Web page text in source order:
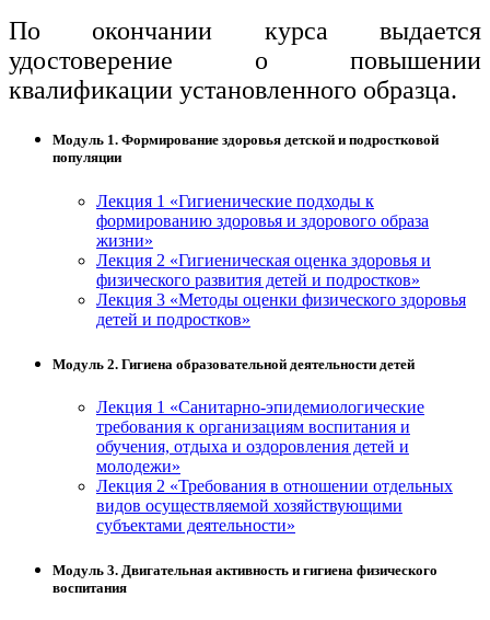
По окончании курса выдается
удостоверение о повышении
квалификации установленного образца.
Модуль 1. Формирование здоровья детской и подростковой
популяции
Лекция 1 «Гигиенические подходы к
формированию здоровья и здорового образа
жизни»
Лекция 2 «Гигиеническая оценка здоровья и
физического развития детей и подростков»
Лекция 3 «Методы оценки физического здоровья
детей и подростков»
Модуль 2. Гигиена образовательной деятельности детей
Лекция 1 «Санитарно-эпидемиологические
требования к организациям воспитания и
обучения, отдыха и оздоровления детей и
молодежи»
Лекция 2 «Требования в отношении отдельных
видов осуществляемой хозяйствующими
субъектами деятельности»
Модуль 3. Двигательная активность и гигиена физического
воспитания